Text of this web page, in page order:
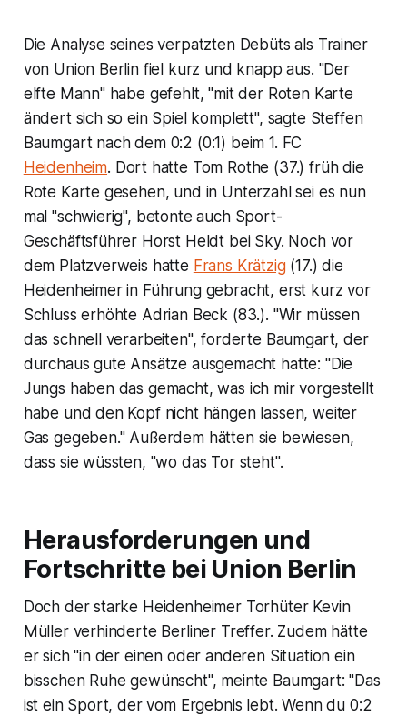
Die Analyse seines verpatzten Debüts als Trainer
von Union Berlin fiel kurz und knapp aus. "Der
elfte Mann" habe gefehlt, "mit der Roten Karte
ändert sich so ein Spiel komplett", sagte Steffen
Baumgart nach dem 0:2 (0:1) beim 1. FC
Heidenheim. Dort hatte Tom Rothe (37.) früh die
Rote Karte gesehen, und in Unterzahl sei es nun
mal "schwierig", betonte auch Sport-
Geschäftsführer Horst Heldt bei Sky. Noch vor
dem Platzverweis hatte Frans Krätzig(17.) die
Heidenheimer in Führung gebracht, erst kurz vor
Schluss erhöhte Adrian Beck (83.). "Wir müssen
das schnell verarbeiten", forderte Baumgart, der
durchaus gute Ansätze ausgemacht hatte: "Die
Jungs haben das gemacht, was ich mir vorgestellt
habe und den Kopf nicht hängen lassen, weiter
Gas gegeben." Außerdem hätten sie bewiesen,
dass sie wüssten, "wo das Tor steht".
Herausforderungen und
Fortschritte bei Union Berlin
Doch der starke Heidenheimer Torhüter Kevin
Müller verhinderte Berliner Treffer. Zudem hätte
er sich "in der einen oder anderen Situation ein
bisschen Ruhe gewünscht", meinte Baumgart: "Das
ist ein Sport, der vom Ergebnis lebt. Wenn du 0:2